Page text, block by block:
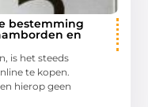
bestemming
en
is het steeds
te kopen.
hierop geen